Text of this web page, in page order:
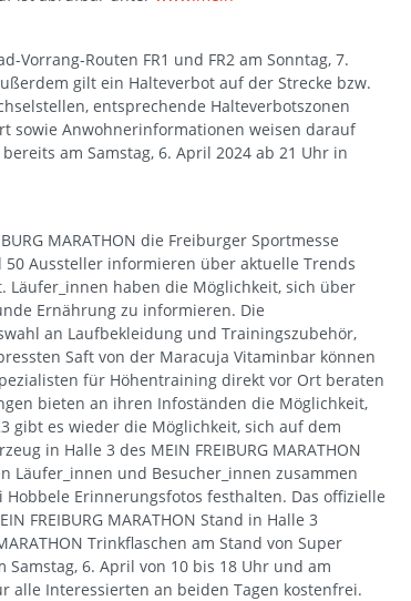
Vorrang-Routen FR1 und FR2 am Sonntag, 7.
gilt ein Halteverbot auf der Strecke bzw.
entsprechende Halteverbotszonen
sowie Anwohnerinformationen weisen darauf
am Samstag, 6. April 2024 ab 21 Uhr in
MARATHON die Freiburger Sportmesse
50 Aussteller informieren über aktuelle Trends
haben die Möglichkeit, sich über
Ernährung zu informieren. Die
an Laufbekleidung und Trainingszubehör,
Saft von der Maracuja Vitaminbar können
für Höhentraining direkt vor Ort beraten
bieten an ihren Infoständen die Möglichkeit,
gibt es wieder die Möglichkeit, sich auf dem
in Halle 3 des MEIN FREIBURG MARATHON
Läufer_innen und Besucher_innen zusammen
Hobbele Erinnerungsfotos festhalten. Das offizielle
FREIBURG MARATHON Stand in Halle 3
Trinkflaschen am Stand von Super
6. April von 10 bis 18 Uhr und am
alle Interessierten an beiden Tagen kostenfrei.